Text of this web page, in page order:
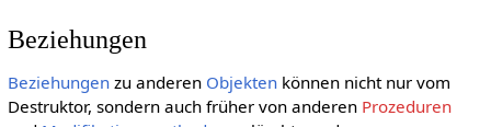
Beziehungen
Beziehungenzu anderen Objektenkönnen nicht nur vom
Destruktor, sondern auch früher von anderen Prozeduren